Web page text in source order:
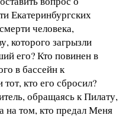
Екатеринбургских
человека,
которого загрызли
его? Кто повинен в
в бассейн к
кто его сбросил?
обращаясь к Пилату,
на том, кто предал Меня